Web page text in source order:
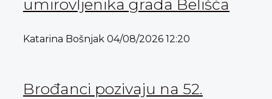
umirovljenika grada Belišća
Katarina Bošnjak 04/08/2026 12:20
Brođanci pozivaju na 52.